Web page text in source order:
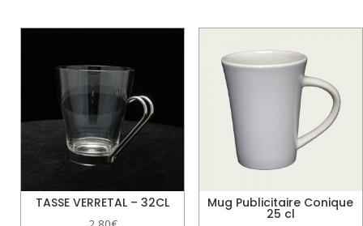
TASSE VERRETAL – 32CL Mug Publicitaire Conique
25 cl